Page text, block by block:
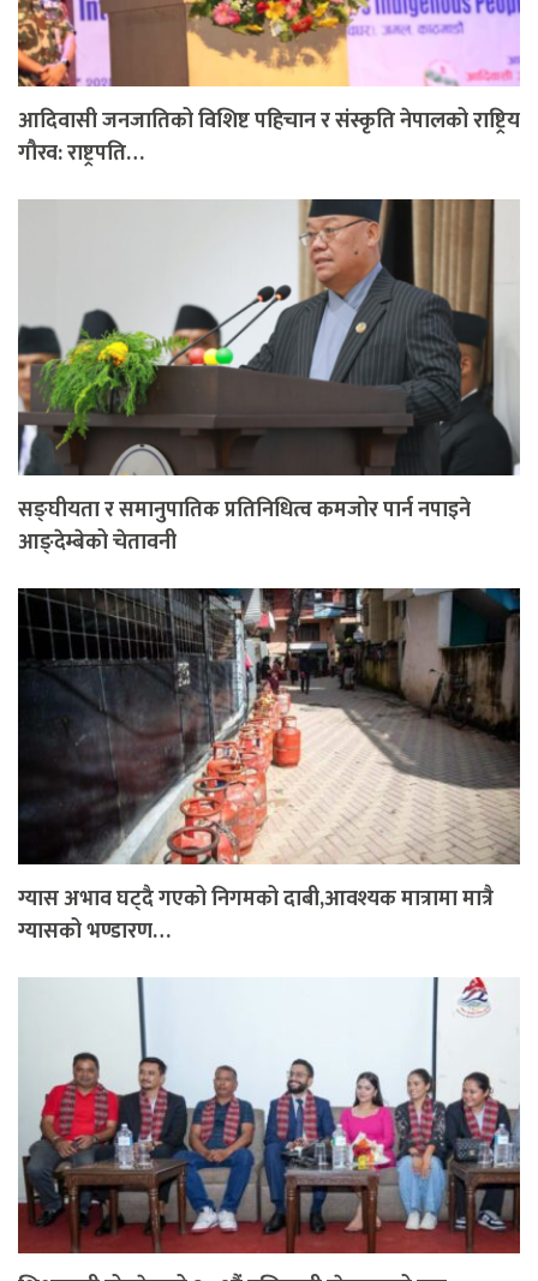
आदिवासी जनजातिको विशिष्ट पहिचान र संस्कृति नेपालको राष्ट्रिय
गौरव: राष्ट्रपति…
सङ्घीयता र समानुपातिक प्रतिनिधित्व कमजोर पार्न नपाइने
आङ्देम्बेको चेतावनी
ग्यास अभाव घट्दै गएको निगमको दाबी,आवश्यक मात्रामा मात्रै
ग्यासको भण्डारण…